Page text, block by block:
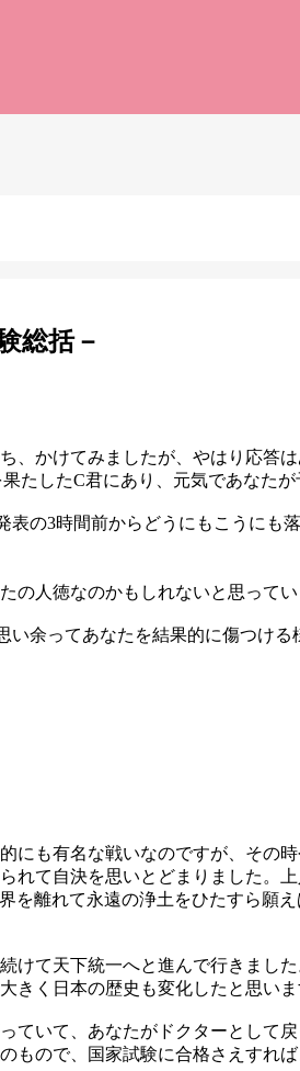
総括－
かけてみましたが、やはり応答は
したC君にあり、元気であなた
の3時間前からどうにもこうにも
の人徳なのかもしれないと思ってい
余ってあなたを結果的に傷つけ
も有名な戦いなのですが、その
て自決を思いとどまりました。
離れて永遠の浄土をひたすら願
けて天下統一へと進んで行きました
きく日本の歴史も変化したと思いま
いて、あなたがドクターとして戻
ので、国家試験に合格さえすれ